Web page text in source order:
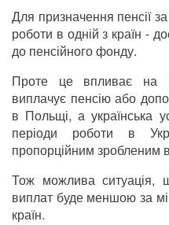
Для призначення пенсії
роботи в одній з країн -
до пенсійного фонду.
Проте це впливає на
виплачує пенсію або
в Польщі, а українська
періоди роботи в
пропорційним зробленим
Тож можлива ситуація,
виплат буде меншою за
країн.